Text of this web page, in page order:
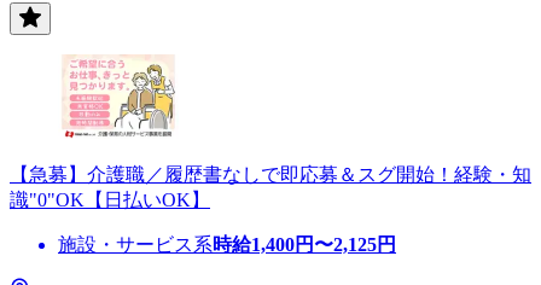
【急募】介護職／履歴書なしで即応募＆スグ開始！経験・知
識"0"OK【日払いOK】
施設・サービス系時給1,400円〜2,125円